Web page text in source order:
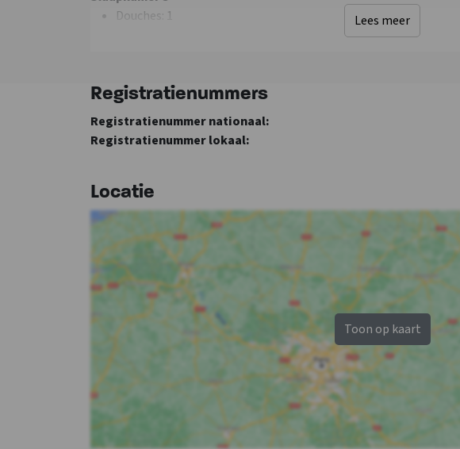
Douches : 1
Lees meer
Registratienummers
Registratienummer nationaal:
Registratienummer lokaal:
Locatie
Toon op kaart